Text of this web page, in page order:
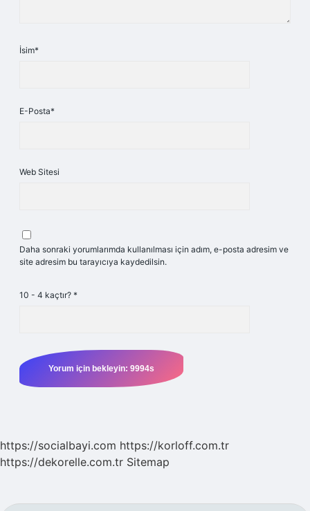
İsim*
E-Posta*
Web Sitesi
Daha sonraki yorumlarımda kullanılması için adım, e-posta adresim ve
site adresim bu tarayıcıya kaydedilsin.
10 - 4 kaçtır? *
https://socialbayi.com https://korloff.com.tr
https://dekorelle.com.tr Sitemap